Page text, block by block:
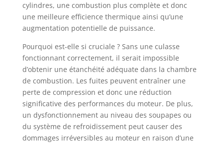
cylindres, une combustion plus complète et donc
une meilleure efficience thermique ainsi qu’une
augmentation potentielle de puissance.
Pourquoi est-elle si cruciale ? Sans une culasse
fonctionnant correctement, il serait impossible
d’obtenir une étanchéité adéquate dans la chambre
de combustion. Les fuites peuvent entraîner une
perte de compression et donc une réduction
significative des performances du moteur. De plus,
un dysfonctionnement au niveau des soupapes ou
du système de refroidissement peut causer des
dommages irréversibles au moteur en raison d’une